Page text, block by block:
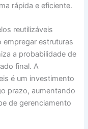
rápida e eficiente.
reutilizáveis
empregar estruturas
a probabilidade de
final. A
é um investimento
prazo, aumentando
de gerenciamento